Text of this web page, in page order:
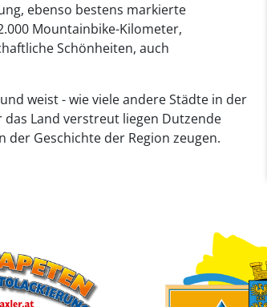
ebenso bestens markierte
Mountainbike-Kilometer,
Schönheiten, auch
weist - wie viele andere Städte in der
Land verstreut liegen Dutzende
der Geschichte der Region zeugen.